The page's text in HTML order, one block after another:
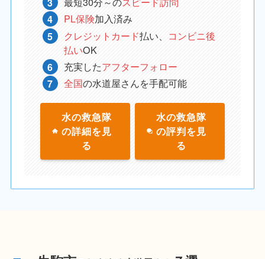
PL保険加入済み
クレジットカード払い、 コンビニ後
払いOK
充実したアフターフォロー
全国の水道屋さんを手配可能
水の救急隊
の詳細を見
る
水の救急隊
の評判を見
る